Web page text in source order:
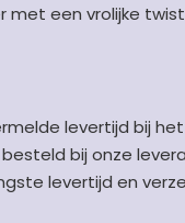
met een vrolijke
levertijd bij
bij onze
levertijd en